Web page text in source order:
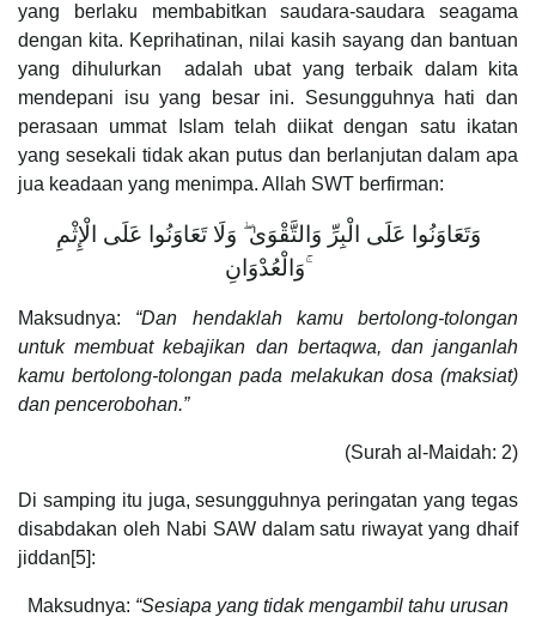
yang berlaku membabitkan saudara-saudara seagama
dengan kita. Keprihatinan, nilai kasih sayang dan bantuan
yang dihulurkan adalah ubat yang terbaik dalam kita
mendepani isu yang besar ini. Sesungguhnya hati dan
perasaan ummat Islam telah diikat dengan satu ikatan
yang sesekali tidak akan putus dan berlanjutan dalam apa
jua keadaan yang menimpa. Allah SWT berfirman:
وَتَعَاوَنُوا عَلَى الْبِرِّ وَالتَّقْوَىٰ ۖ وَلَا تَعَاوَنُوا عَلَى الْإِثْمِ
وَالْعُدْوَانِ ۚ
Maksudnya: “Dan hendaklah kamu bertolong-tolongan
untuk membuat kebajikan dan bertaqwa, dan janganlah
kamu bertolong-tolongan pada melakukan dosa (maksiat)
dan pencerobohan.”
(Surah al-Maidah: 2)
Di samping itu juga, sesungguhnya peringatan yang tegas
disabdakan oleh Nabi SAW dalam satu riwayat yang dhaif
jiddan[5]:
Maksudnya: “Sesiapa yang tidak mengambil tahu urusan